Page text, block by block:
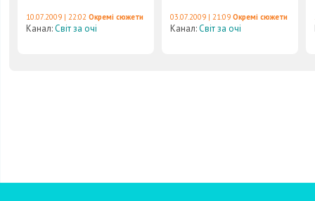
10.07.2009 | 22:02 Окремі сюжети
Канал:Світ за очі
03.07.2009 | 21:09 Окремі сюжети
Канал:Світ за очі